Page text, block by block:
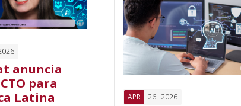
anuncia
para
Latina
APR 26 2026